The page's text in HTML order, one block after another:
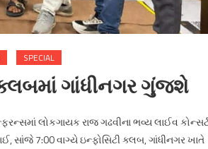
SPECIAL
ગાંધીનગર ગુંજશે
લોકગાયક રાજ ગઢવીના ભવ્ય લાઈવ
સાંજે 7:00 વાગ્યે ઇન્ફોસિટી ક્લબ, ગાંધીનગર ખાતે